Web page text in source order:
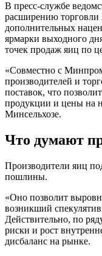
В пресс-службе
расширению торговли
дополнительных
ярмарки выходного
точек продаж яиц по
«Совместно с
производителей и
поставок, что
продукции и цены на
Минсельхозе.
Что думают
Производители яиц
пошлины.
«Оно позволит
возникший
Действительно, по
риски и рост
дисбаланс на рынке.